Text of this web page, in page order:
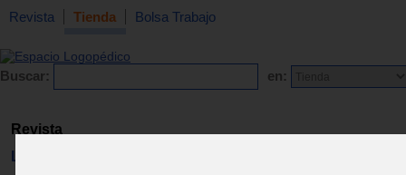
Revista Tienda Bolsa Trabajo
Buscar: en:
Revista
Libros